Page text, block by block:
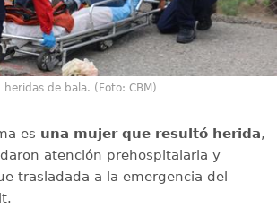
de bala. (Foto: CBM)
es una mujer que resultó herida,
atención prehospitalaria y
trasladada a la emergencia del